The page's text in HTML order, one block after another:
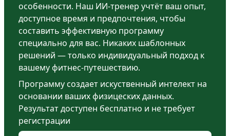
особенности. Наш ИИ-тренер учтёт ваш опыт,
доступное время и предпочтения, чтобы
составить эффективную программу
специально для вас. Никаких шаблонных
решений — только индивидуальный подход к
вашему фитнес-путешествию.
Программу создает искуственный интелект на
основании ваших физицеских данных.
Результат доступен бесплатно и не требует
регистрации